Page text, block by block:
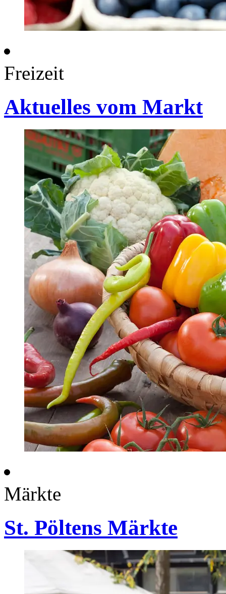
Freizeit
Aktuelles vom Markt
Märkte
St. Pöltens Märkte